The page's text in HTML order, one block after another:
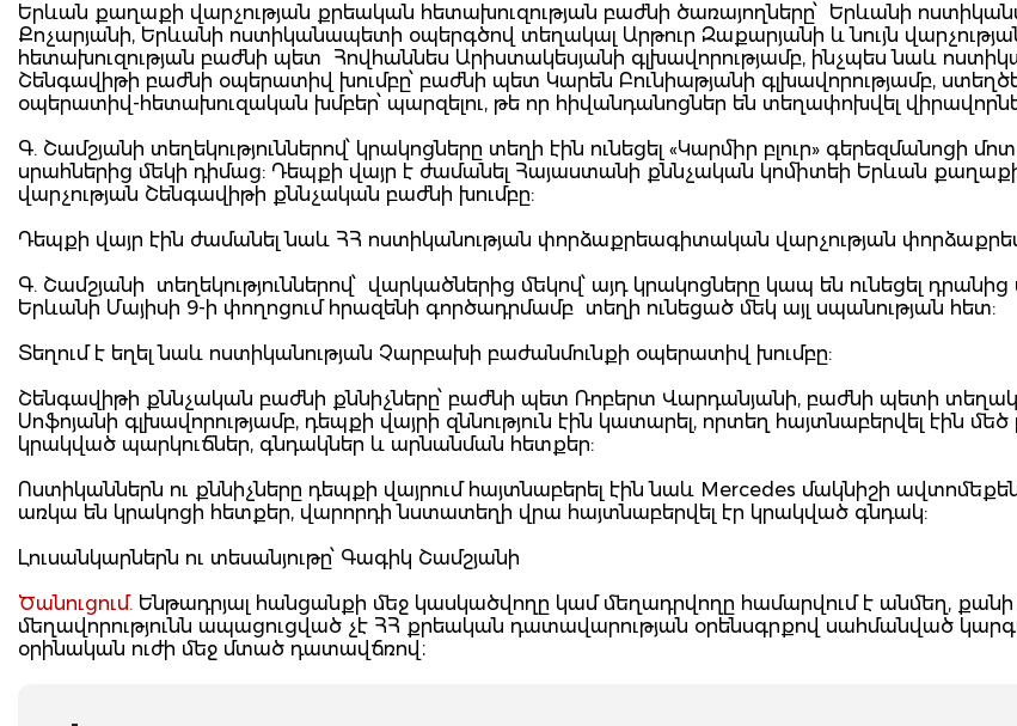
Երևան քաղաքի վարչության քրեական հետախուզության բաժնի ծառայողները՝ Երևանի
Քոչարյանի, Երևանի ոստիկանապետի օպերգծով տեղակալ Արթուր Զաքարյանի և նույն
հետախուզության բաժնի պետ Հովհաննես Արիստակեսյանի գլխավորությամբ, ինչպես նաև
Շենգավիթի բաժնի օպերատիվ խումբը՝ բաժնի պետ Կարեն Բունիաթյանի գլխավորությամբ,
օպերատիվ-հետախուզական խմբեր՝ պարզելու, թե որ հիվանդանոցներ են տեղափոխվել
Գ. Շամշյանի տեղեկություններով՝ կրակոցները տեղի էին ունեցել «Կարմիր բլուր» գերեզմանոցի
սրահներից մեկի դիմաց: Դեպքի վայր է ժամանել Հայաստանի քննչական կոմիտեի Երևան
վարչության Շենգավիթի քննչական բաժնի խումբը:
Դեպքի վայր էին ժամանել նաև ՀՀ ոստիկանության փորձաքրեագիտական վարչության
Գ. Շամշյանի տեղեկություններով՝ վարկածներից մեկով՝ այդ կրակոցները կապ են ունեցել
Երևանի Մայիսի 9-ի փողոցում հրազենի գործադրմամբ տեղի ունեցած մեկ այլ սպանության հետ:
Տեղում է եղել նաև ոստիկանության Չարբախի բաժանմունքի օպերատիվ խումբը:
Շենգավիթի քննչական բաժնի քննիչները՝ բաժնի պետ Ռոբերտ Վարդանյանի, բաժնի պետի
Սոֆոյանի գլխավորությամբ, դեպքի վայրի զննություն էին կատարել, որտեղ հայտնաբերվել էին մեծ
կրակված պարկուճներ, գնդակներ և արնանման հետքեր:
Ոստիկաններն ու քննիչները դեպքի վայրում հայտնաբերել էին նաև Mercedes մակնիշի
առկա են կրակոցի հետքեր, վարորդի նստատեղի վրա հայտնաբերվել էր կրակված գնդակ:
Լուսանկարներն ու տեսանյութը՝ Գագիկ Շամշյանի
Ծանուցում. Ենթադրյալ հանցանքի մեջ կասկածվողը կամ մեղադրվողը համարվում է անմեղ,
մեղավորությունն ապացուցված չէ ՀՀ քրեական դատավարության օրենսգրքով սահմանված
օրինական ուժի մեջ մտած դատավճռով։